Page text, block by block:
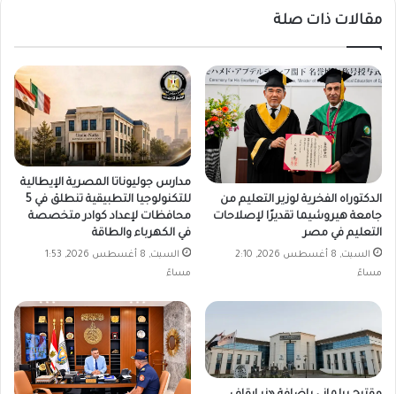
مقالات ذات صلة
الدكتوراه الفخرية لوزير التعليم من
جامعة هيروشيما تقديرًا لإصلاحات
التعليم في مصر
السبت, 8 أغسطس 2026, 2:10
مساءً
مدارس جوليوناتا المصرية الإيطالية
للتكنولوجيا التطبيقية تنطلق في 5
محافظات لإعداد كوادر متخصصة
في الكهرباء والطاقة
السبت, 8 أغسطس 2026, 1:53
مساءً